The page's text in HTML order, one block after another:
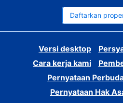
Daftarkan
Versi desktop
Cara kerja kami
Pernyataan
Pernyataan Hak